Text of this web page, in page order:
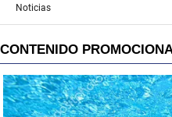
Noticias